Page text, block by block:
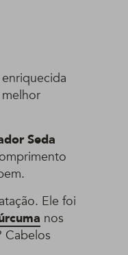
Seda
Ele foi
nos
Cabelos